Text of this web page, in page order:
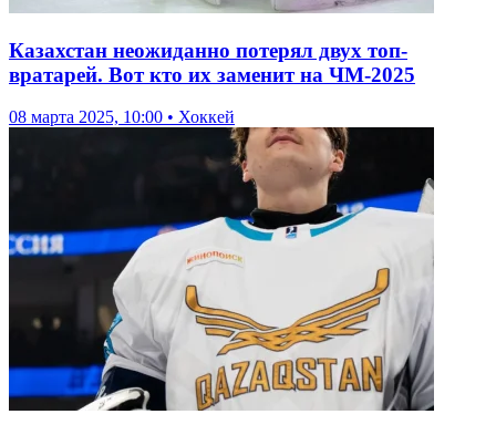
Казахстан неожиданно потерял двух топ-
вратарей. Вот кто их заменит на ЧМ-2025
08 марта 2025, 10:00 • Хоккей